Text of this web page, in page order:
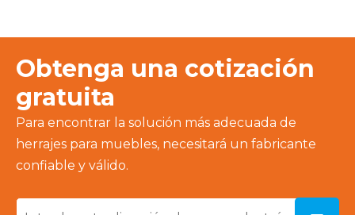
Obtenga una cotización
gratuita
Para encontrar la solución más adecuada de
herrajes para muebles, necesitará un fabricante
confiable y válido.